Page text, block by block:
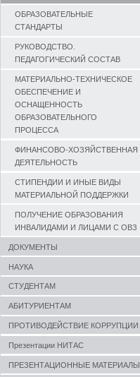
ОБРАЗОВАТЕЛЬНЫЕ
СТАНДАРТЫ
РУКОВОДСТВО.
ПЕДАГОГИЧЕСКИЙ СОСТАВ
МАТЕРИАЛЬНО-ТЕХНИЧЕСКОЕ
ОБЕСПЕЧЕНИЕ И
ОСНАЩЕННОСТЬ
ОБРАЗОВАТЕЛЬНОГО
ПРОЦЕССА
ФИНАНСОВО-ХОЗЯЙСТВЕННАЯ
ДЕЯТЕЛЬНОСТЬ
СТИПЕНДИИ И ИНЫЕ ВИДЫ
МАТЕРИАЛЬНОЙ ПОДДЕРЖКИ
ПОЛУЧЕНИЕ ОБРАЗОВАНИЯ
ИНВАЛИДАМИ И ЛИЦАМИ С ОВЗ
ДОКУМЕНТЫ
НАУКА
СТУДЕНТАМ
АБИТУРИЕНТАМ
ПРОТИВОДЕЙСТВИЕ КОРРУПЦИИ
Презентации НИТАС
ПРЕЗЕНТАЦИОННЫЕ МАТЕРИАЛЫ